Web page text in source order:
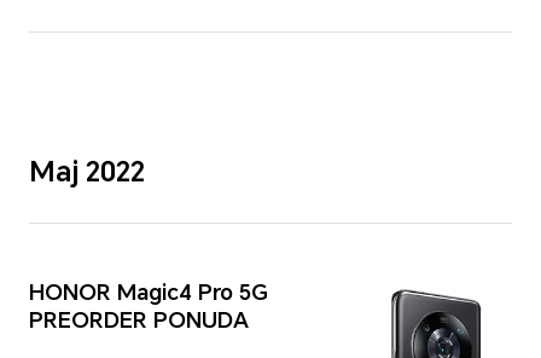
Maj 2022
HONOR Magic4 Pro 5G
PREORDER PONUDA